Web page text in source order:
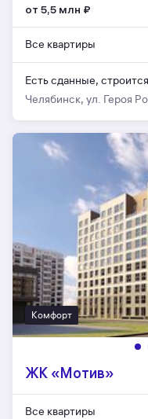
от 5,5 млн ₽
Все квартиры
Есть сданные,
Челябинск, ул. Героя
Комфорт
ЖК «Мотив»
Все квартиры